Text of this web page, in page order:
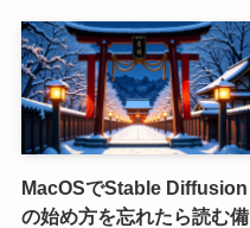
MacOSでStable Diffusion
の始め方を忘れたら読む備